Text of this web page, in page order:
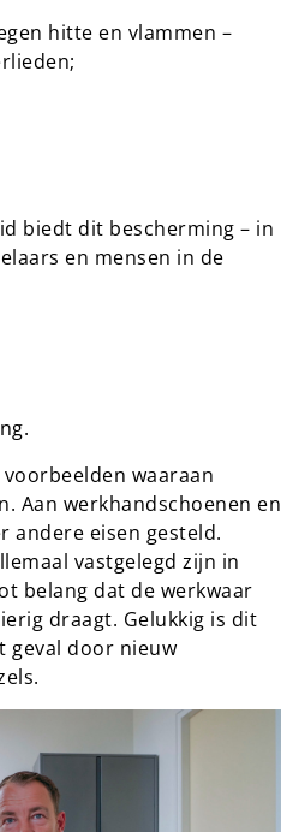
hitte en vlammen –
biedt dit bescherming – in
en mensen in de
waaraan
Aan werkhandschoenen en
andere eisen gesteld.
vastgelegd zijn in
belang dat de werkwaar
draagt. Gelukkig is dit
geval door nieuw